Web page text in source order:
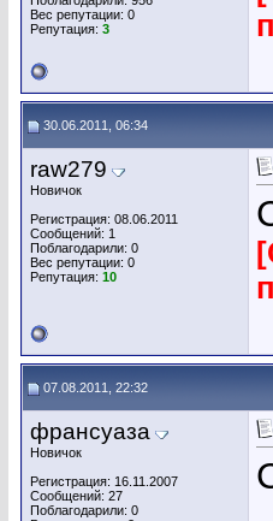
Вес репутации: 0
Репутация: 3
30.06.2011, 06:34
raw279
Новичок
Регистрация: 08.06.2011
Сообщений: 1
Поблагодарили: 0
Вес репутации: 0
Репутация: 10
07.08.2011, 22:32
франсуаза
Новичок
Регистрация: 16.11.2007
Сообщений: 27
Поблагодарили: 0